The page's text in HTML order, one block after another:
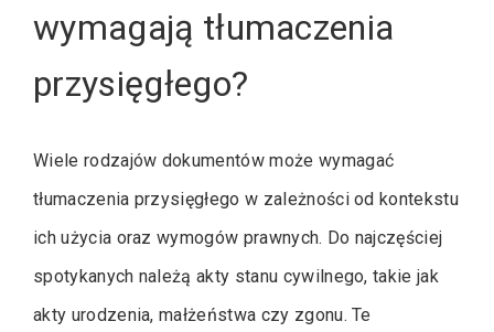
wymagają tłumaczenia
przysięgłego?
Wiele rodzajów dokumentów może wymagać
tłumaczenia przysięgłego w zależności od kontekstu
ich użycia oraz wymogów prawnych. Do najczęściej
spotykanych należą akty stanu cywilnego, takie jak
akty urodzenia, małżeństwa czy zgonu. Te